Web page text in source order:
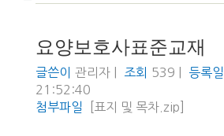
요양보호사표준교재
글쓴이 관리자 | 조회 539 | 등록일
21:52:40
첨부파일
[표지 및 목차.zip]